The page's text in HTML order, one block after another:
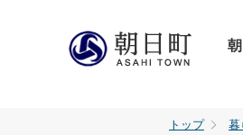
トップ 暮